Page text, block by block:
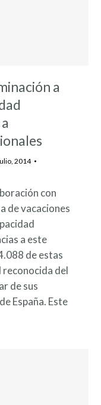
a
2014
con
de vacaciones
a este
de estas
reconocida del
de sus
España. Este